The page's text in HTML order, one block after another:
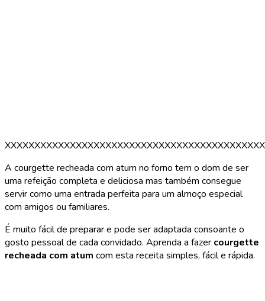
A courgette recheada com atum no forno tem o dom de ser
uma refeição completa e deliciosa mas também consegue
servir como uma entrada perfeita para um almoço especial
com amigos ou familiares.
É muito fácil de preparar e pode ser adaptada consoante o
gosto pessoal de cada convidado. Aprenda a fazer courgette
recheada com atum com esta receita simples, fácil e rápida.